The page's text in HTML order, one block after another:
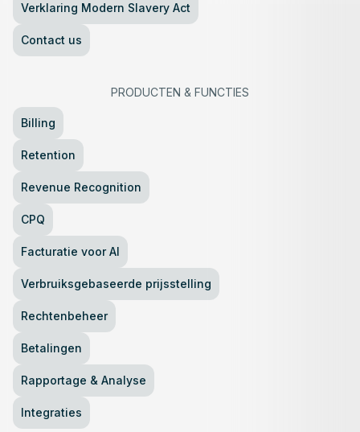
Verklaring Modern Slavery Act
Contact us
PRODUCTEN & FUNCTIES
Billing
Retention
Revenue Recognition
CPQ
Facturatie voor AI
Verbruiksgebaseerde prijsstelling
Rechtenbeheer
Betalingen
Rapportage & Analyse
Integraties